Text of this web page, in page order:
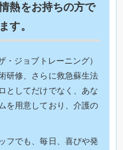
熱をお持ちの方で
す。
ジョブトレーニング）
研修、さらに救急蘇生法
としてだけでなく、あな
を用意しており、介護の
フでも、毎日、喜びや発